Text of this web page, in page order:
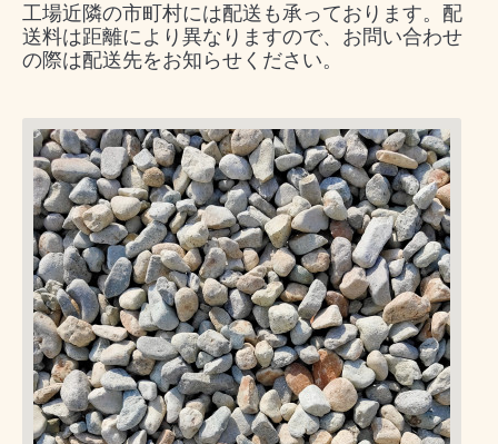
工場近隣の市町村には配送も承っております。配
送料は距離により異なりますので、お問い合わせ
の際は配送先をお知らせください。